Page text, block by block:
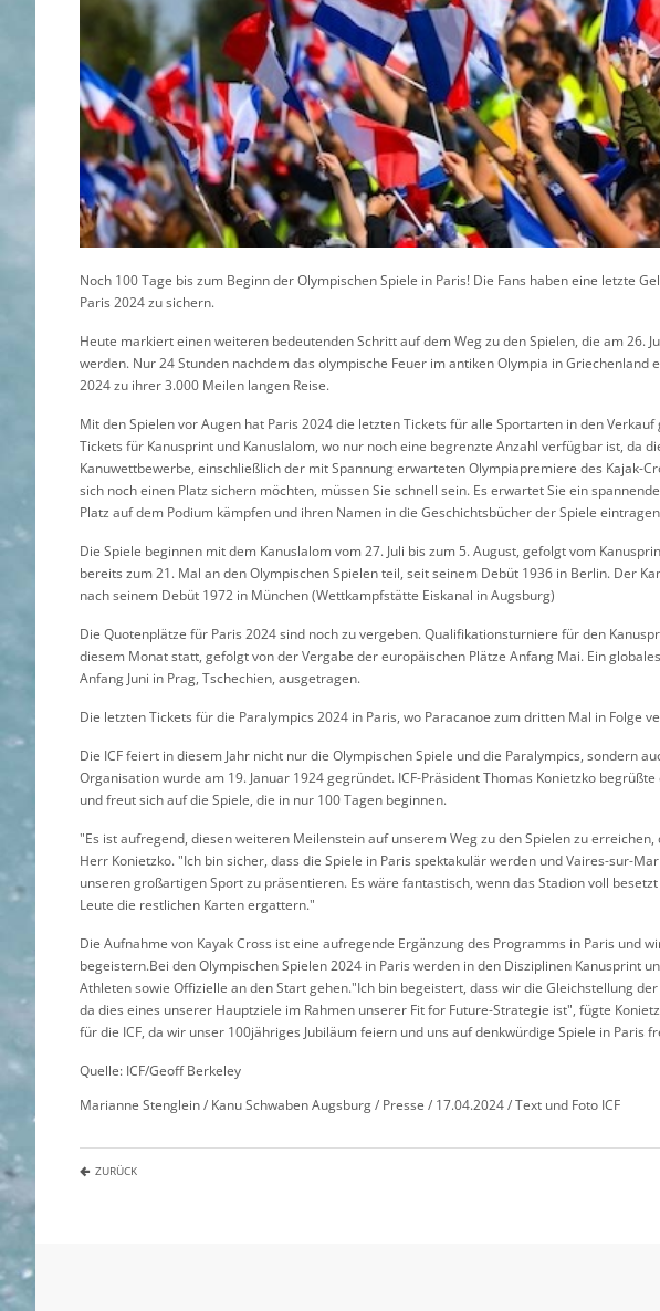
Noch 100 Tage bis zum Beginn der Olympischen Spiele in Paris! Die Fans haben eine letzte
Paris 2024 zu sichern.
Heute markiert einen weiteren bedeutenden Schritt auf dem Weg zu den Spielen, die am 26.
werden. Nur 24 Stunden nachdem das olympische Feuer im antiken Olympia in Griechenland
2024 zu ihrer 3.000 Meilen langen Reise.
Mit den Spielen vor Augen hat Paris 2024 die letzten Tickets für alle Sportarten in den
Tickets für Kanusprint und Kanuslalom, wo nur noch eine begrenzte Anzahl verfügbar ist, da
Kanuwettbewerbe, einschließlich der mit Spannung erwarteten Olympiapremiere des Kajak-
sich noch einen Platz sichern möchten, müssen Sie schnell sein. Es erwartet Sie ein
Platz auf dem Podium kämpfen und ihren Namen in die Geschichtsbücher der Spiele
Die Spiele beginnen mit dem Kanuslalom vom 27. Juli bis zum 5. August, gefolgt vom
bereits zum 21. Mal an den Olympischen Spielen teil, seit seinem Debüt 1936 in Berlin. Der
nach seinem Debüt 1972 in München (Wettkampfstätte Eiskanal in Augsburg)
Die Quotenplätze für Paris 2024 sind noch zu vergeben. Qualifikationsturniere für den
diesem Monat statt, gefolgt von der Vergabe der europäischen Plätze Anfang Mai. Ein
Anfang Juni in Prag, Tschechien, ausgetragen.
Die letzten Tickets für die Paralympics 2024 in Paris, wo Paracanoe zum dritten Mal in Folge
Die ICF feiert in diesem Jahr nicht nur die Olympischen Spiele und die Paralympics, sondern
Organisation wurde am 19. Januar 1924 gegründet. ICF-Präsident Thomas Konietzko
und freut sich auf die Spiele, die in nur 100 Tagen beginnen.
"Es ist aufregend, diesen weiteren Meilenstein auf unserem Weg zu den Spielen zu
Herr Konietzko. "Ich bin sicher, dass die Spiele in Paris spektakulär werden und Vaires-sur-
unseren großartigen Sport zu präsentieren. Es wäre fantastisch, wenn das Stadion voll
Leute die restlichen Karten ergattern."
Die Aufnahme von Kayak Cross ist eine aufregende Ergänzung des Programms in Paris und
begeistern.Bei den Olympischen Spielen 2024 in Paris werden in den Disziplinen Kanusprint
Athleten sowie Offizielle an den Start gehen."Ich bin begeistert, dass wir die Gleichstellung
da dies eines unserer Hauptziele im Rahmen unserer Fit for Future-Strategie ist", fügte
für die ICF, da wir unser 100jähriges Jubiläum feiern und uns auf denkwürdige Spiele in Paris
Quelle: ICF/Geoff Berkeley
Marianne Stenglein / Kanu Schwaben Augsburg / Presse / 17.04.2024 / Text und Foto ICF
ZURÜCK